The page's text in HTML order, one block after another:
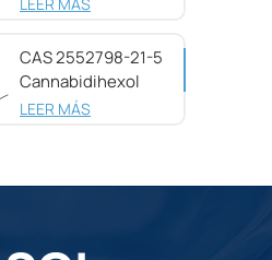
CAS 2552798-21-5
Cannabidihexol
(CBDH), 98%
LEER MÁS